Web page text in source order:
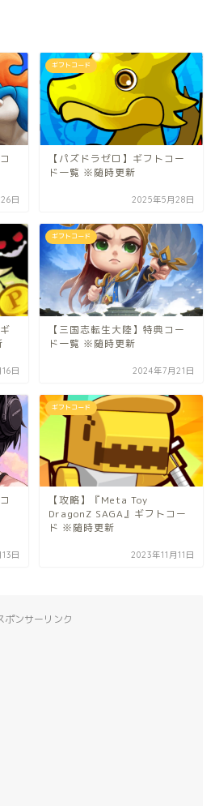
日
ギフトコード
【パズドラゼロ】ギフトコー
ド一覧 ※随時更新
2025年5月28日
日
ギフトコード
【三国志転生大陸】特典コー
ド一覧 ※随時更新
2024年7月21日
日
ギフトコード
【攻略】『Meta Toy
DragonZ SAGA』ギフトコー
ド ※随時更新
2023年11月11日
ポンサーリンク